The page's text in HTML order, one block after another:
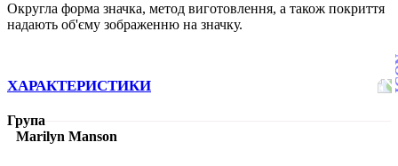
Округла форма значка, метод виготовлення, а також покриття
надають об'єму зображенню на значку.
ХАРАКТЕРИСТИКИ
Група
Marilyn Manson